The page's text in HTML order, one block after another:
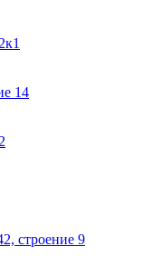
14
строение 9